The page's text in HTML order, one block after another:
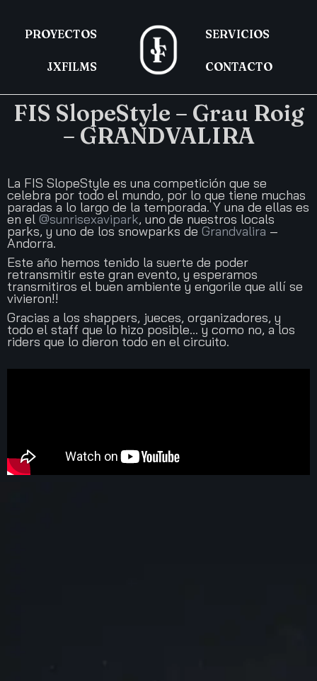
PROYECTOS
JXFILMS
SERVICIOS
CONTACTO
FIS SlopeStyle – Grau Roig
– GRANDVALIRA
La FIS SlopeStyle es una competición que se
celebra por todo el mundo, por lo que tiene muchas
paradas a lo largo de la temporada. Y una de ellas es
en el @sunrisexavipark, uno de nuestros locals
parks, y uno de los snowparks de Grandvalira –
Andorra.
Este año hemos tenido la suerte de poder
retransmitir este gran evento, y esperamos
transmitiros el buen ambiente y engorile que allí se
vivieron!!
Gracias a los shappers, jueces, organizadores, y
todo el staff que lo hizo posible… y como no, a los
riders que lo dieron todo en el circuito.